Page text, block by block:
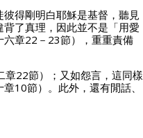
得剛明白耶穌是基督，聽見
了真理，因此並不是「用愛
六章22－23節），重重責備
22節）；又如怨言，這同樣
10節）。此外，還有閒話、